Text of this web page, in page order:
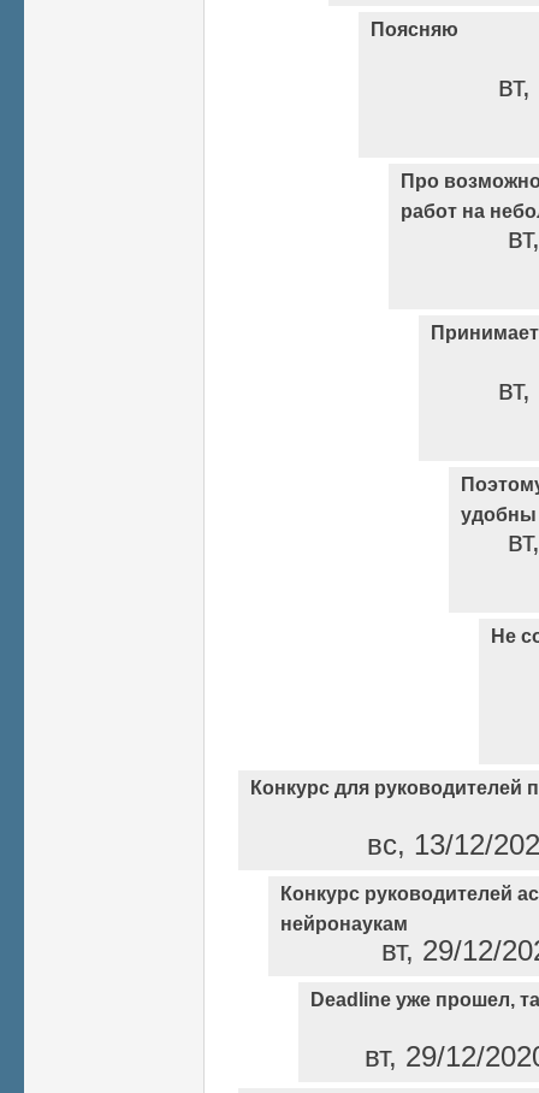
Поясняю
Про
работ на
удобны
Не
Конкурс для руководителей
вс, 13/12/
Конкурс руководителей
нейронаукам
вт, 29/12/
Deadline уже прошел,
вт, 29/12/